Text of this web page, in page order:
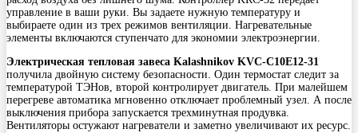
управление в ваши руки. Вы задаете нужную температуру и
выбираете один из трех режимов вентиляции. Нагревательные
элементы включаются ступенчато для экономии электроэнергии.
Электрическая тепловая завеса Kalashnikov KVC-C10E12-31
получила двойную систему безопасности. Один термостат следит за
температурой ТЭНов, второй контролирует двигатель. При малейшем
перегреве автоматика мгновенно отключает проблемный узел. А после
выключения прибора запускается трехминутная продувка.
Вентиляторы остужают нагреватели и заметно увеличивают их ресурс.